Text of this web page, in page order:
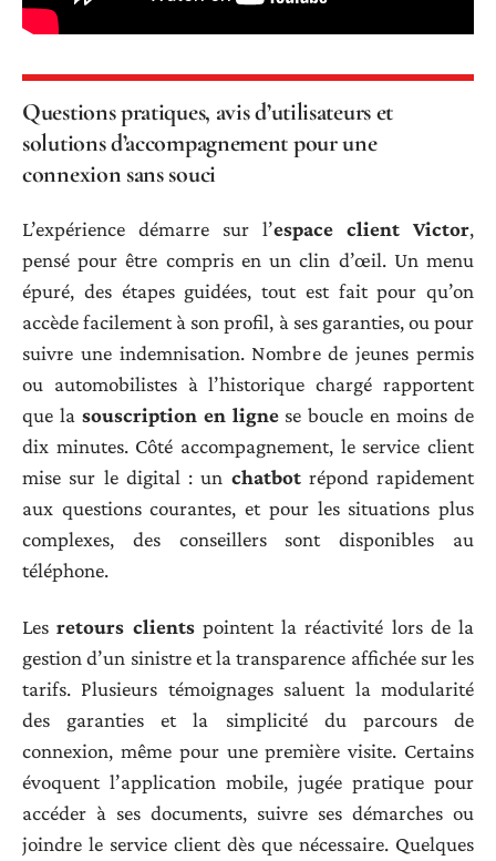
Questions pratiques, avis d’utilisateurs et
solutions d’accompagnement pour une
connexion sans souci
L’expérience démarre sur l’espace client Victor,
pensé pour être compris en un clin d’œil. Un menu
épuré, des étapes guidées, tout est fait pour qu’on
accède facilement à son profil, à ses garanties, ou pour
suivre une indemnisation. Nombre de jeunes permis
ou automobilistes à l’historique chargé rapportent
que la souscription en lignese boucle en moins de
dix minutes. Côté accompagnement, le service client
mise sur le digital : un chatbotrépond rapidement
aux questions courantes, et pour les situations plus
complexes, des conseillers sont disponibles au
téléphone.
Lesretours clientspointent la réactivité lors de la
gestion d’un sinistre et la transparence affichée sur les
tarifs. Plusieurs témoignages saluent la modularité
des garanties et la simplicité du parcours de
connexion, même pour une première visite. Certains
évoquent l’application mobile, jugée pratique pour
accéder à ses documents, suivre ses démarches ou
joindre le service client dès que nécessaire. Quelques